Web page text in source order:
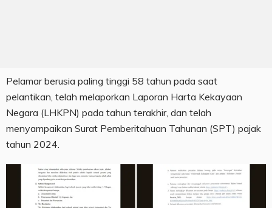
Pelamar berusia paling tinggi 58 tahun pada saat
pelantikan, telah melaporkan Laporan Harta Kekayaan
Negara (LHKPN) pada tahun terakhir, dan telah
menyampaikan Surat Pemberitahuan Tahunan (SPT) pajak
tahun 2024.